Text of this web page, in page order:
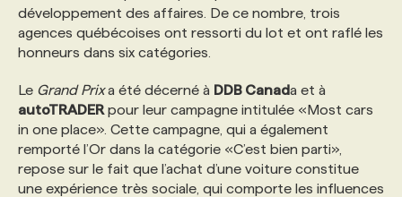
POURQUOI CHOISIR NOS FORMATIONS
NOS TARIFS
PROGRAMMES DE SUBVENTIONS
FAQ
FAQ
ANNONCEZ AVEC NOUS
développement des affaires. De ce nombre, trois
agences québécoises ont ressorti du lot et ont raflé les
honneurs dans six catégories.
Le Grand Prixa été décerné à DDB Canada et à
autoTRADER pour leur campagne intitulée «Most cars
in one place». Cette campagne, qui a également
remporté l’Or dans la catégorie «C’est bien parti»,
repose sur le fait que l’achat d’une voiture constitue
une expérience très sociale, qui comporte les influences